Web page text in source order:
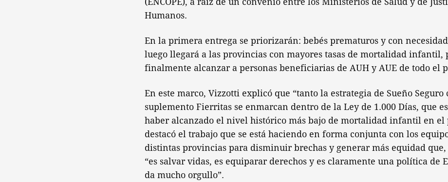
Humanos.
En la primera entrega se priorizarán: bebés prematuros y con
luego llegará a las provincias con mayores tasas de mortalidad infantil,
finalmente alcanzar a personas beneficiarias de AUH y AUE de todo el
En este marco, Vizzotti explicó que “tanto la estrategia de Sueño Seguro
suplemento Fierritas se enmarcan dentro de la Ley de 1.000 Días, que
haber alcanzado el nivel histórico más bajo de mortalidad infantil en el
destacó el trabajo que se está haciendo en forma conjunta con los
distintas provincias para disminuir brechas y generar más equidad
“es salvar vidas, es equiparar derechos y es claramente una política de
da mucho orgullo”.